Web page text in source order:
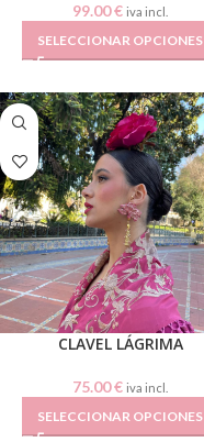
99.00€ iva incl.
SELECCIONAR OPCIONES
CLAVEL LÁGRIMA
75.00€ iva incl.
SELECCIONAR OPCIONES